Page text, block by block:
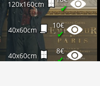
120x160cm ✔
40x60cm
10€
✔
40x60cm
8€
✔